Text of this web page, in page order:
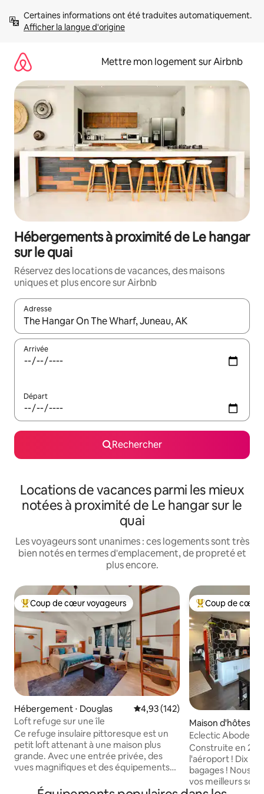
directement
Afficher la langue d'origine
Mettre mon logement sur Airbnb
Hébergements à proximité de Le hangar
sur le quai
Réservez des locations de vacances, des maisons
uniques et plus encore sur Airbnb
Adresse
Lorsque les résultats s'affichent, utilisez les flèches vers le
Arrivée
Départ
Rechercher
Locations de vacances parmi les mieux
notées à proximité de Le hangar sur le
quai
Les voyageurs sont unanimes : ces logements sont très
bien notés en termes d'emplacement, de propreté et
plus encore.
Coups de cœur voyageurs les plus appréciés
Coup de cœur voyageurs
Hébergement ⋅ Douglas Évaluation moyenne sur la
4,93 (142)
Loft refuge sur une île
Ce refuge insulaire pittoresque est un
petit loft attenant à une maison plus
grande. Avec une entrée privée, des
vues magnifiques et des équipements
très à l'aise ! La cuisine complète est
Coups de cœur
Coup de cœur
Maison d'hôtes ⋅
Eclectic Abode -
l'aéroport !
Construite en
l'aéroport ! Dix
bagages ! Nous
vos meilleurs